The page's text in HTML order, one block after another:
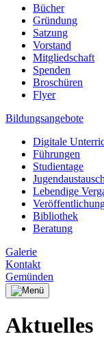
Bücher
Gründung
Satzung
Vorstand
Mitgliedschaft
Spenden
Broschüren
Flyer
Bildungsangebote
Digitale
Führungen
Studientage
Jugendaustausch
Lebendige
Bibliothek
Beratung
Galerie
Kontakt
Gemünden
Aktuelles